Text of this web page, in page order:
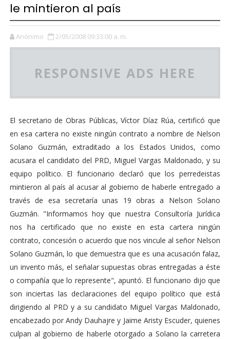
le mintieron al país
Anónimo 2/05/2008 09:33:00 a. m.
RESPONSIVE ADS HERE
El secretario de Obras Públicas, Víctor Díaz Rúa, certificó que
en esa cartera no existe ningún contrato a nombre de Nelson
Solano Guzmán, extraditado a los Estados Unidos, como
acusara el candidato del PRD, Miguel Vargas Maldonado, y su
equipo político. El funcionario declaró que los perredeistas
mintieron al país al acusar al gobierno de haberle entregado a
través de esa secretaría unas 19 obras a Nelson Solano
Guzmán. "Informamos hoy que nuestra Consultoría Jurídica
nos ha certificado que no existe en esta cartera ningún
contrato, concesión o acuerdo que nos vincule al señor Nelson
Solano Guzmán, lo que demuestra que es una acusación falaz,
un invento más, el señalar supuestas obras entregadas a éste
o compañía que lo represente", apuntó. El funcionario dijo que
son inciertas las declaraciones del equipo político que está
dirigiendo al PRD y a su candidato Miguel Vargas Maldonado,
encabezado por Andy Dauhajre y Jaime Aristy Escuder, quienes
culpan al gobierno de haberle otorgado a Solano la carretera